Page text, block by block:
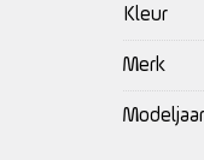
Kleur
Merk
Modeljaar